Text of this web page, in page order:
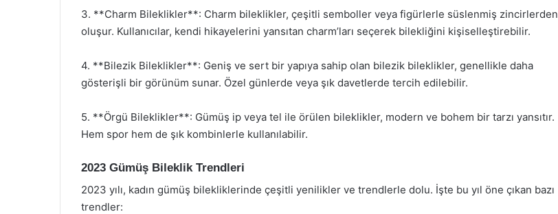
3. **Charm Bileklikler**: Charm bileklikler, çeşitli semboller veya figürlerle süslenmiş zincirlerden
oluşur. Kullanıcılar, kendi hikayelerini yansıtan charm’ları seçerek bilekliğini kişiselleştirebilir.
4. **Bilezik Bileklikler**: Geniş ve sert bir yapıya sahip olan bilezik bileklikler, genellikle daha
gösterişli bir görünüm sunar. Özel günlerde veya şık davetlerde tercih edilebilir.
5. **Örgü Bileklikler**: Gümüş ip veya tel ile örülen bileklikler, modern ve bohem bir tarzı yansıtır.
Hem spor hem de şık kombinlerle kullanılabilir.
2023 Gümüş Bileklik Trendleri
2023 yılı, kadın gümüş bilekliklerinde çeşitli yenilikler ve trendlerle dolu. İşte bu yıl öne çıkan bazı
trendler: